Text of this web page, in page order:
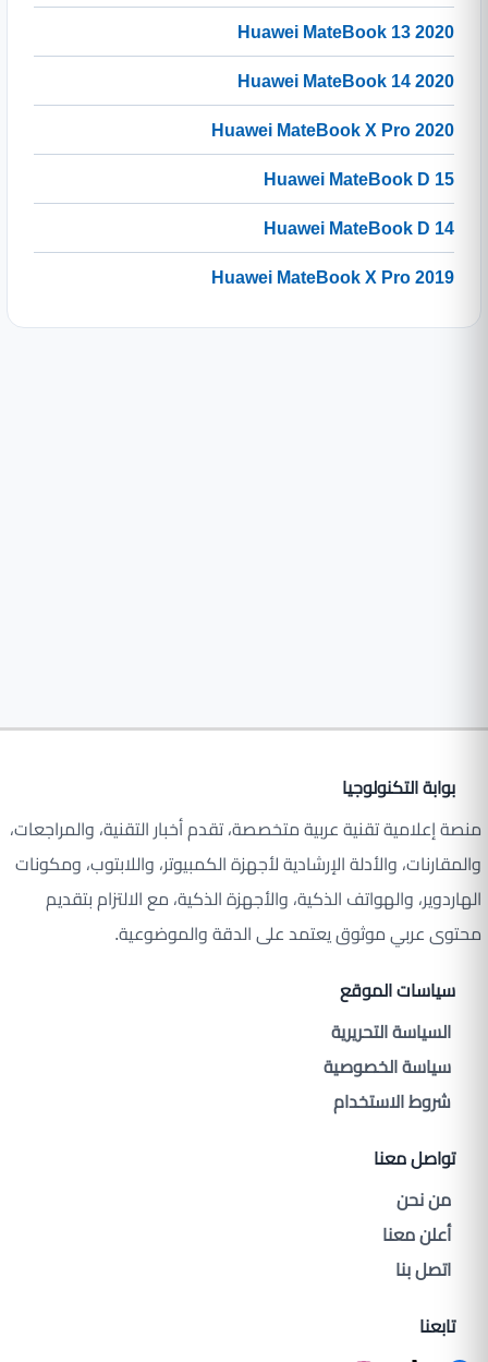
Huawei MateBook 13 2020
Huawei MateBook 14 2020
Huawei MateBook X Pro 2020
Huawei MateBook D 15
Huawei MateBook D 14
Huawei MateBook X Pro 2019
بوابة التكنولوجيا
منصة إعلامية تقنية عربية متخصصة، تقدم أخبار التقنية، والمراجعات،
والمقارنات، والأدلة الإرشادية لأجهزة الكمبيوتر، واللابتوب، ومكونات
الهاردوير، والهواتف الذكية، والأجهزة الذكية، مع الالتزام بتقديم
محتوى عربي موثوق يعتمد على الدقة والموضوعية.
سياسات الموقع
السياسة التحريرية
سياسة الخصوصية
شروط الاستخدام
تواصل معنا
من نحن
أعلن معنا
اتصل بنا
تابعنا